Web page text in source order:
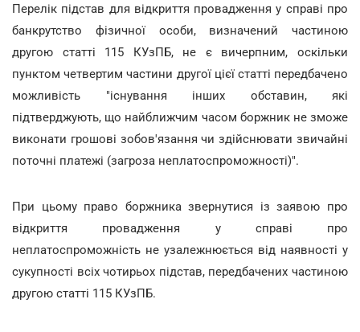
Перелік підстав для відкриття провадження у справі про
банкрутство фізичної особи, визначений частиною
другою статті 115 КУзПБ, не є вичерпним, оскільки
пунктом четвертим частини другої цієї статті передбачено
можливість "існування інших обставин, які
підтверджують, що найближчим часом боржник не зможе
виконати грошові зобов'язання чи здійснювати звичайні
поточні платежі (загроза неплатоспроможності)".
При цьому право боржника звернутися із заявою про
відкриття провадження у справі про
неплатоспроможність не узалежнюється від наявності у
сукупності всіх чотирьох підстав, передбачених частиною
другою статті 115 КУзПБ.